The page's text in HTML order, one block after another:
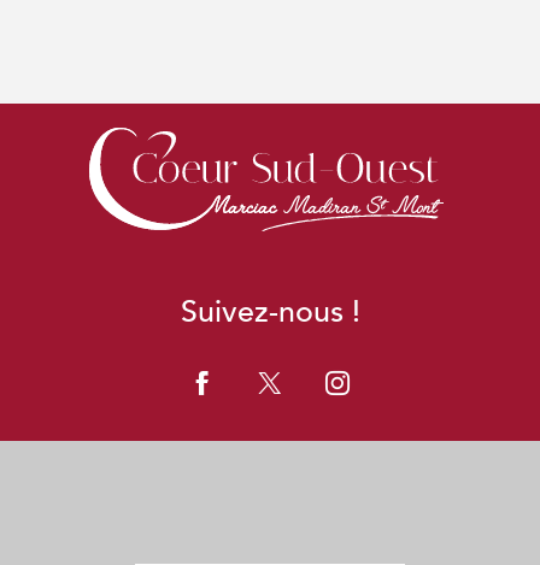
Suivez-nous !